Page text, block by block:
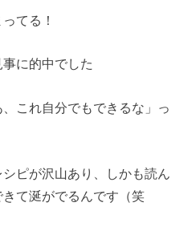
てる！
に的中でした
これ自分でもできるな」っ
ピが沢山あり、しかも読ん
て涎がでるんです（笑